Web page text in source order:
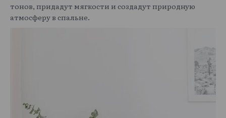
тонов, придадут мягкости и создадут природную
атмосферу в спальне.